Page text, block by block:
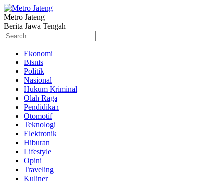
Metro Jateng
Berita Jawa Tengah
Ekonomi
Bisnis
Politik
Nasional
Hukum Kriminal
Olah Raga
Pendidikan
Otomotif
Teknologi
Elektronik
Hiburan
Lifestyle
Opini
Traveling
Kuliner